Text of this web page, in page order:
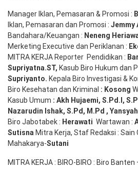
Manager Iklan, Pemasaran & Promosi :
Iklan, Pemasaran dan Promosi : Jemmy
Bandahara/Keuangan : Neneng
Merketing Executive dan Periklanan :
MITRA KERJA Reporter Pendidikan :
Supriyatna.ST, Kasub Biro Hukum dan
Supriyanto. Kepala Biro Investigasi &
Biro Kesehatan dan Kriminal : Kosong
Kasub Umum : Akh Hujaemi, S.Pd.I,
Nazarudin Ishak, S.Pd, M.Pd , Yansyah
Biro Jabotabek : Herawati Wartawan :
Sutisna Mitra Kerja, Staf Redaksi :
Mahakarya-Sutani
MITRA KERJA : BIRO-BIRO : Biro Banten